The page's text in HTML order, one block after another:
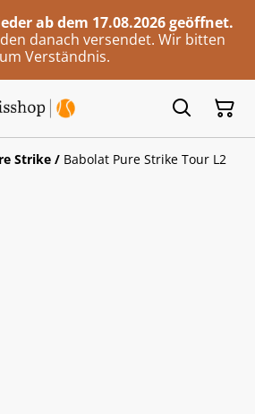
ab dem 17.08.2026 geöffnet.
danach versendet. Wir bitten
um Verständnis.
Strike / Babolat Pure Strike Tour L2